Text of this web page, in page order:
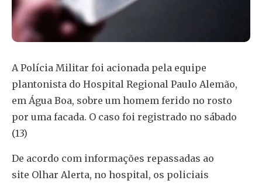
A Polícia Militar foi acionada pela equipe
plantonista do Hospital Regional Paulo Alemão,
em Água Boa, sobre um homem ferido no rosto
por uma facada. O caso foi registrado no sábado
(13)
De acordo com informações repassadas ao
site Olhar Alerta, no hospital, os policiais